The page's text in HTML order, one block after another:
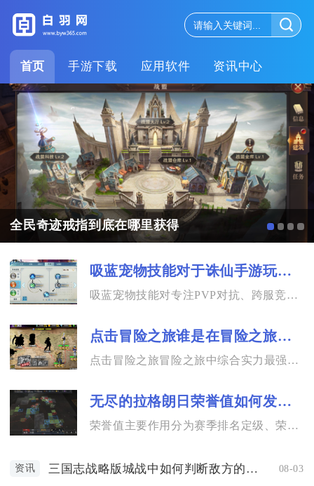
首页 手游下载 应用软件 资讯中心
全民奇迹戒指到底在哪里获得
吸蓝宠物技能对于诛仙手游玩家来说重要吗
吸蓝宠物技能对专注PVP对抗、跨服竞技的诛仙手游玩家至关重要...
点击冒险之旅谁是在冒险之旅中最厉害的角色
点击冒险之旅冒险之旅中综合实力最强的角色是魔吕布。作为游戏内...
无尽的拉格朗日荣誉值如何发挥作用
荣誉值主要作用分为赛季排名定级、荣誉商店道具兑换、体现星系作...
资讯 三国志战略版城战中如何判断敌方的战斗力 08-03